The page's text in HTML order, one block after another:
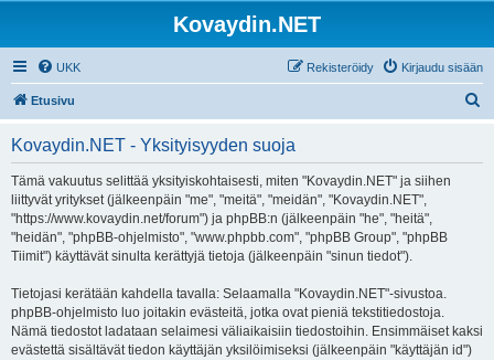
Kovaydin.NET
UKK Kirjaudu sisään
Rekisteröidy
Etusivu
Kovaydin.NET - Yksityisyyden suoja
Tämä vakuutus selittää yksityiskohtaisesti, miten "Kovaydin.NET" ja siihen
liittyvät yritykset (jälkeenpäin "me", "meitä", "meidän", "Kovaydin.NET",
"https://www.kovaydin.net/forum") ja phpBB:n (jälkeenpäin "he", "heitä",
"heidän", "phpBB-ohjelmisto", "www.phpbb.com", "phpBB Group", "phpBB
Tiimit") käyttävät sinulta kerättyjä tietoja (jälkeenpäin "sinun tiedot").
Tietojasi kerätään kahdella tavalla: Selaamalla "Kovaydin.NET"-sivustoa.
phpBB-ohjelmisto luo joitakin evästeitä, jotka ovat pieniä tekstitiedostoja.
Nämä tiedostot ladataan selaimesi väliaikaisiin tiedostoihin. Ensimmäiset kaksi
evästettä sisältävät tiedon käyttäjän yksilöimiseksi (jälkeenpäin "käyttäjän id")